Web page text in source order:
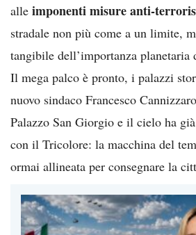
alle imponenti misure anti-
stradale non più come a un limite,
tangibile dell’importanza planetaria
Il mega palco è pronto, i palazzi
nuovo sindaco Francesco
Palazzo San Giorgio e il cielo ha
con il Tricolore: la macchina del
ormai allineata per consegnare la